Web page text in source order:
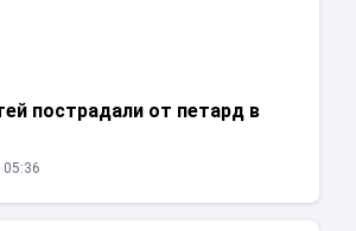
пострадали от петард в
05:36